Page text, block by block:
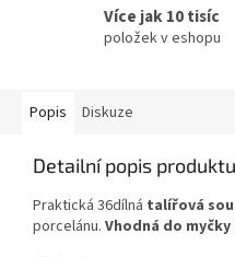
Více jak 10 tisíc
položek v eshopu
Popis Diskuze
Detailní popis produktu
Praktická 36dílná talířová
porcelánu. Vhodná do